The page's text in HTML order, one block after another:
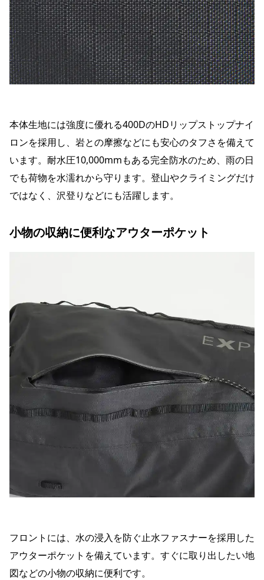
本体生地には強度に優れる400DのHDリップストップナイ
ロンを採用し、岩との摩擦などにも安心のタフさを備えて
います。耐水圧10,000mmもある完全防水のため、雨の日
でも荷物を水濡れから守ります。登山やクライミングだけ
ではなく、沢登りなどにも活躍します。
小物の収納に便利なアウターポケット
フロントには、水の浸入を防ぐ止水ファスナーを採用した
アウターポケットを備えています。すぐに取り出したい地
図などの小物の収納に便利です。